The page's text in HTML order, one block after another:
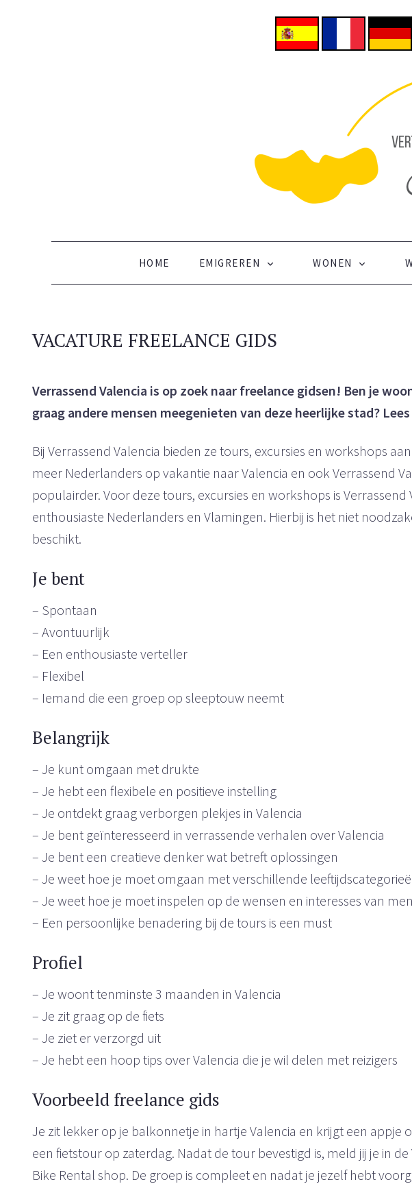
Vertrek naar Spanje
SKIP TO CONTENT
HOME EMIGREREN WONEN
VACATURE FREELANCE GIDS
Verrassend Valencia is op zoek naar freelance gidsen! Ben je
graag andere mensen meegenieten van deze heerlijke stad?
Bij Verrassend Valencia bieden ze tours, excursies en workshops
meer Nederlanders op vakantie naar Valencia en ook Verrassend
populairder. Voor deze tours, excursies en workshops is
enthousiaste Nederlanders en Vlamingen. Hierbij is het niet
beschikt.
Je bent
– Spontaan
– Avontuurlijk
– Een enthousiaste verteller
– Flexibel
– Iemand die een groep op sleeptouw neemt
Belangrijk
– Je kunt omgaan met drukte
– Je hebt een flexibele en positieve instelling
– Je ontdekt graag verborgen plekjes in Valencia
– Je bent geïnteresseerd in verrassende verhalen over Valencia
– Je bent een creatieve denker wat betreft oplossingen
– Je weet hoe je moet omgaan met verschillende
– Je weet hoe je moet inspelen op de wensen en interesses van
– Een persoonlijke benadering bij de tours is een must
Profiel
– Je woont tenminste 3 maanden in Valencia
– Je zit graag op de fiets
– Je ziet er verzorgd uit
– Je hebt een hoop tips over Valencia die je wil delen met reizigers
Voorbeeld freelance gids
Je zit lekker op je balkonnetje in hartje Valencia en krijgt een appje
een fietstour op zaterdag. Nadat de tour bevestigd is, meld jij je in
Bike Rental shop. De groep is compleet en nadat je jezelf hebt